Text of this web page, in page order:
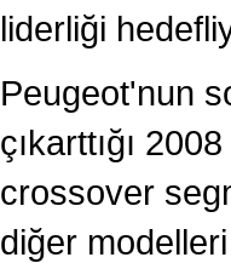
liderliği
Peugeot'nun
çıkarttığı
crossover
diğer